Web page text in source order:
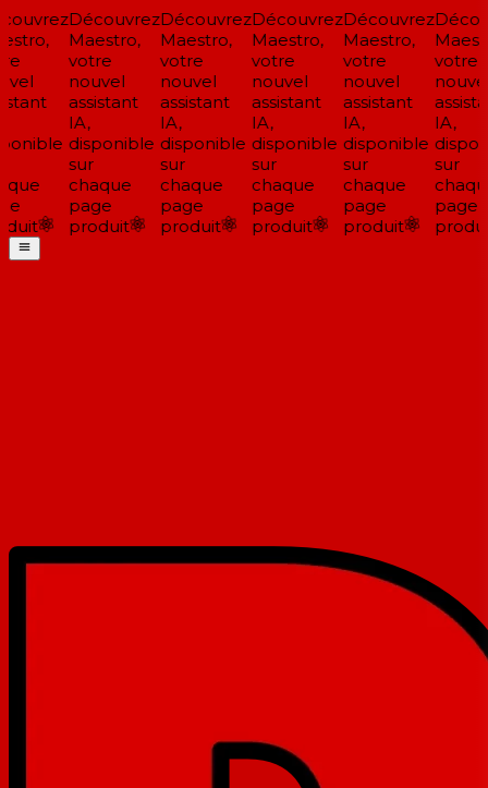
Découvrez
Maestro,
votre
nouvel
assistant
IA,
disponible
sur
chaque
page
produit
Découvrez
Maestro,
votre
nouvel
assistant
IA,
disponible
sur
chaque
page
produit
Découvrez
Maestro,
votre
nouvel
assistant
IA,
disponible
sur
chaque
page
produit
Découvrez
Maestro,
votre
nouvel
assistant
IA,
disponible
sur
chaque
page
produit
votre
nouvel
IA,
sur
page
produit